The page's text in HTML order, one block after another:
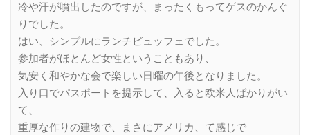
冷や汗が噴出したのですが、まったくもってゲスのかんぐ
りでした。
はい、シンプルにランチビュッフェでした。
参加者がほとんど女性ということもあり、
気安く和やかな会で楽しい日曜の午後となりました。
入り口でパスポートを提示して、入ると欧米人ばかりがい
て、
重厚な作りの建物で、まさにアメリカ、て感じで